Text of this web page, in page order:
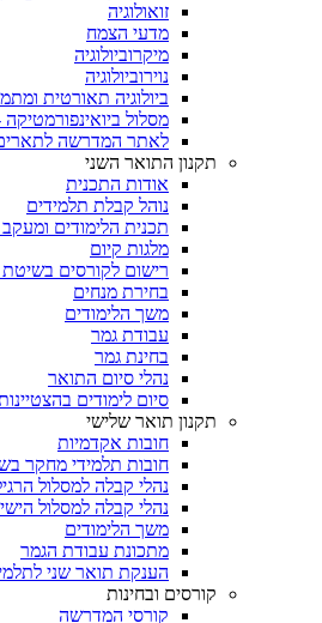
זואולוגיה
מדעי הצמח
מיקרוביולוגיה
נוירוביולוגיה
ביולוגיה תאורטית
מסלול
לאתר המדרשה
תקנון התואר השני
אודות התכנית
נוהל קבלת תלמידים
תכנית הלימודים
מלגות קיום
רישום לקורסים בשיטת Bidding
בחירת מנחים
משך הלימודים
עבודת גמר
בחינת גמר
נהלי סיום התואר
סיום לימודים
תקנון תואר שלישי
חובות אקדמיות
חובות תלמידי מחקר
נהלי קבלה למסלול
נהלי קבלה למסלול
משך הלימודים
מתכונת עבודת הגמר
הענקת תואר שני
קורסים ובחינות
קורסי המדרשה